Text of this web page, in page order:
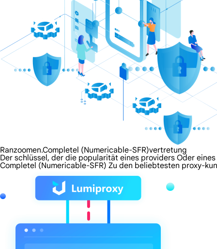
Ranzoomen.Completel (Numericable-SFR)vertretung
Der schlüssel, der die popularität eines providers Oder
Completel (Numericable-SFR) Zu den beliebtesten proxy-